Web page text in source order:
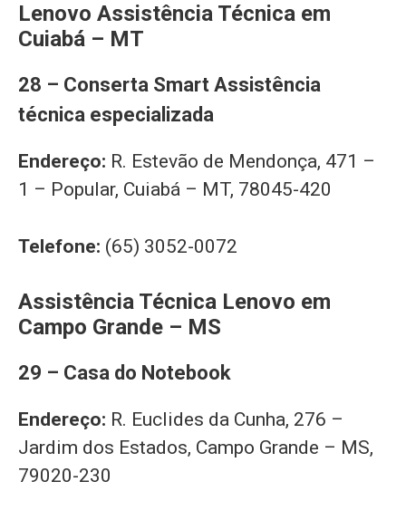
Lenovo Assistência Técnica em
Cuiabá – MT
28 – Conserta Smart Assistência
técnica especializada
Endereço: R. Estevão de Mendonça, 471 –
1 – Popular, Cuiabá – MT, 78045-420
Telefone: (65) 3052-0072
Assistência Técnica Lenovo em
Campo Grande – MS
29 – Casa do Notebook
Endereço: R. Euclides da Cunha, 276 –
Jardim dos Estados, Campo Grande – MS,
79020-230